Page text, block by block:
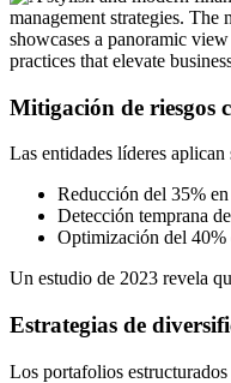
Mitigación de riesgos
Las entidades líderes
Reducción del 35%
Detección temprana
Optimización del 40%
Un estudio de 2023 revela
Estrategias de
Los portafolios